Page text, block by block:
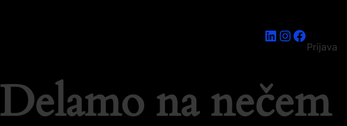
LinkedIn
Instagram
Prijava
na nečem